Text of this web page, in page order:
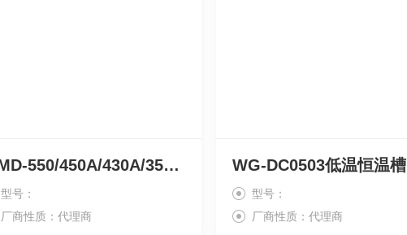
WMD-550/450A/430A/350A自动密度仪
型号：
厂商性质：代理商
WG-DC0503低温恒温槽
型号：
厂商性质：代理商